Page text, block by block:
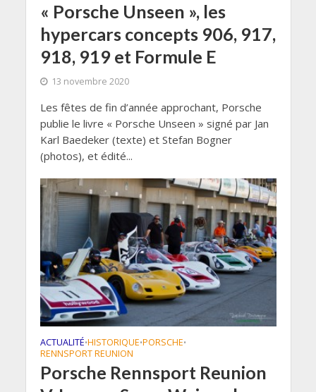
« Porsche Unseen », les
hypercars concepts 906, 917,
918, 919 et Formule E
13 novembre 2020
Les fêtes de fin d’année approchant, Porsche
publie le livre « Porsche Unseen » signé par Jan
Karl Baedeker (texte) et Stefan Bogner
(photos), et édité...
ACTUALITÉ•HISTORIQUE•PORSCHE•
RENNSPORT REUNION
Porsche Rennsport Reunion